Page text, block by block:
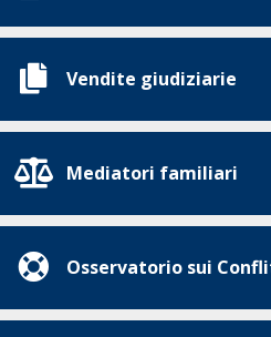
Vendite giudiziarie
Mediatori familiari
Osservatorio sui